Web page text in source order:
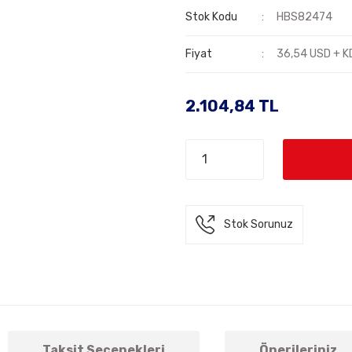
Stok Kodu HBS82474
Fiyat 36,54 USD +
2.104,84 TL
Stok Sorunuz